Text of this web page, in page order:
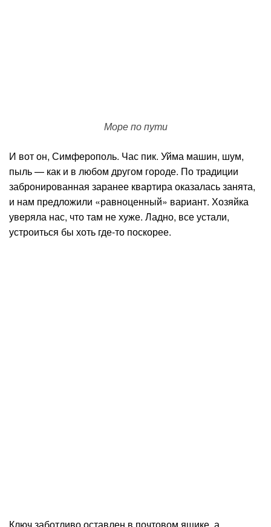
Море по пути
И вот он, Симферополь. Час пик. Уйма машин, шум,
пыль — как и в любом другом городе. По традиции
забронированная заранее квартира оказалась занята,
и нам предложили «равноценный» вариант. Хозяйка
уверяла нас, что там не хуже. Ладно, все устали,
устроиться бы хоть где-то поскорее.